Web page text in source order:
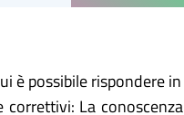
è possibile rispondere
La